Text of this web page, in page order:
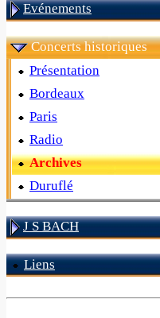
Evénements
Concerts historiques
Présentation
Bordeaux
Paris
Radio
Archives
Duruflé
J S BACH
Liens